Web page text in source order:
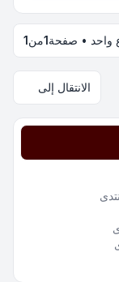
واحد • صفحة1من1
الانتقال إلى